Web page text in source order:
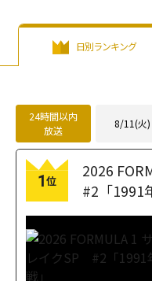
日別ランキング
24時間以内
放送
8/11(火)
1位
2026
#2「1991